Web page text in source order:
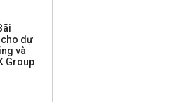
dự
và
Group